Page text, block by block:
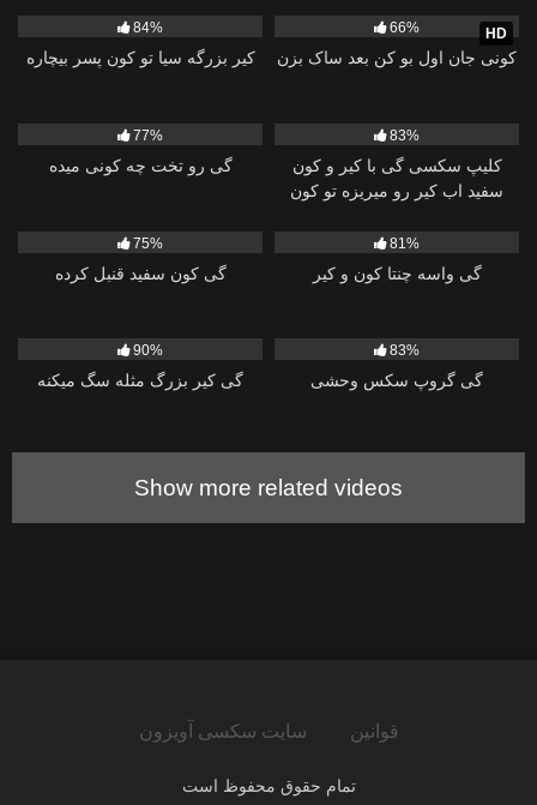
84%
کیر بزرگه سیا تو کون پسر بیچاره
HD
66%
کونی جان اول بو کن بعد ساک بزن
77%
گی رو تخت چه کونی میده
83%
کلیپ سکسی گی با کیر و کون
سفید اب کیر رو میریزه تو کون
75%
گی کون سفید قنبل کرده
81%
گی واسه چنتا کون و کیر
90%
گی کیر بزرگ مثله سگ میکنه
83%
گی گروپ سکس وحشی
Show more related videos
قوانین سایت سکسی آویزون
تمام حقوق محفوظ است